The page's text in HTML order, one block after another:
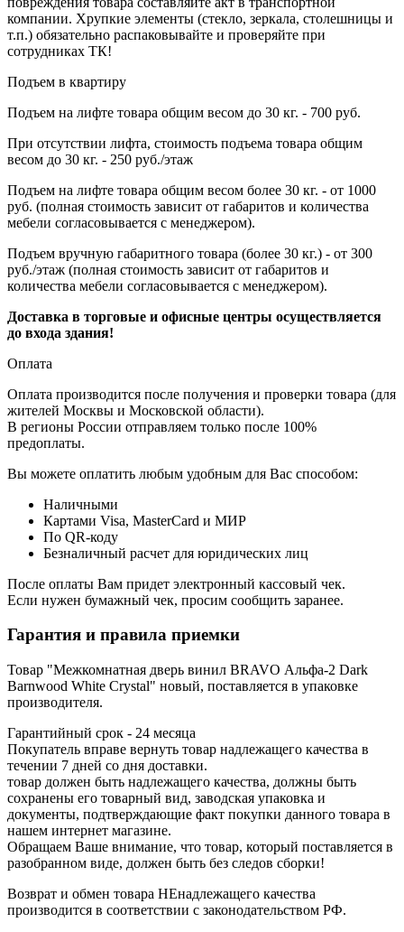
компании. Хрупкие элементы (стекло, зеркала, столешницы и
т.п.) обязательно распаковывайте и проверяйте при
сотрудниках ТК!
Подъем в квартиру
Подъем на лифте товара общим весом до 30 кг. - 700 руб.
При отсутствии лифта, стоимость подъема товара общим
весом до 30 кг. - 250 руб./этаж
Подъем на лифте товара общим весом более 30 кг. - от 1000
руб. (полная стоимость зависит от габаритов и количества
мебели согласовывается с менеджером).
Подъем вручную габаритного товара (более 30 кг.) - от 300
руб./этаж (полная стоимость зависит от габаритов и
количества мебели согласовывается с менеджером).
Доставка в торговые и офисные центры осуществляется
до входа здания!
Оплата
Оплата производится после получения и проверки товара (для
жителей Москвы и Московской области).
В регионы России отправляем только после 100%
предоплаты.
Вы можете оплатить любым удобным для Вас способом:
Наличными
Картами Visa, MasterCard и МИР
По QR-коду
Безналичный расчет для юридических лиц
После оплаты Вам придет электронный кассовый чек.
Если нужен бумажный чек, просим сообщить заранее.
Гарантия и правила приемки
Товар "Межкомнатная дверь винил BRAVO Альфа-2 Dark
Barnwood White Сrystal" новый, поставляется в упаковке
производителя.
Гарантийный срок - 24 месяца
Покупатель вправе вернуть товар надлежащего качества в
течении 7 дней со дня доставки.
товар должен быть надлежащего качества, должны быть
сохранены его товарный вид, заводская упаковка и
документы, подтверждающие факт покупки данного товара в
нашем интернет магазине.
Обращаем Ваше внимание, что товар, который поставляется в
разобранном виде, должен быть без следов сборки!
Возврат и обмен товара НЕнадлежащего качества
производится в соответствии с законодательством РФ.